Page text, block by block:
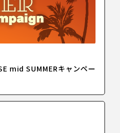
mid SUMMERキャンペー